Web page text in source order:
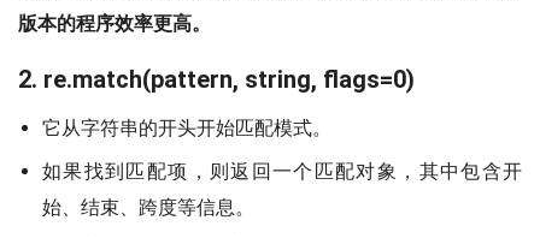
版本的程序效率更高。
2. re.match(pattern, string, flags=0)
它从字符串的开头开始匹配模式。
如果找到匹配项，则返回一个匹配对象，其中包含开
始、结束、跨度等信息。